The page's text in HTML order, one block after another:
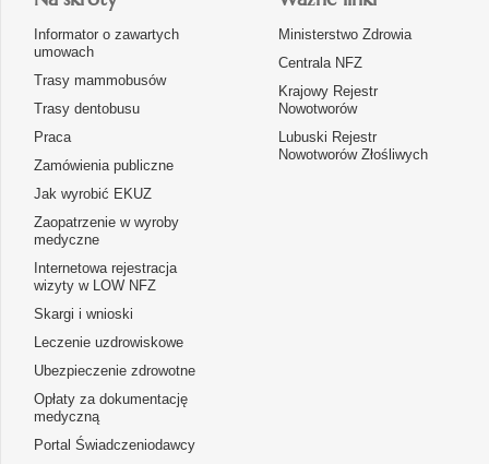
Informator o zawartych
umowach
Trasy mammobusów
Trasy dentobusu
Praca
Zamówienia publiczne
Jak wyrobić EKUZ
Zaopatrzenie w wyroby
medyczne
Internetowa rejestracja
wizyty w LOW NFZ
Skargi i wnioski
Leczenie uzdrowiskowe
Ubezpieczenie zdrowotne
Opłaty za dokumentację
medyczną
Portal Świadczeniodawcy
Ministerstwo Zdrowia
Centrala NFZ
Krajowy Rejestr
Nowotworów
Lubuski Rejestr
Nowotworów Złośliwych